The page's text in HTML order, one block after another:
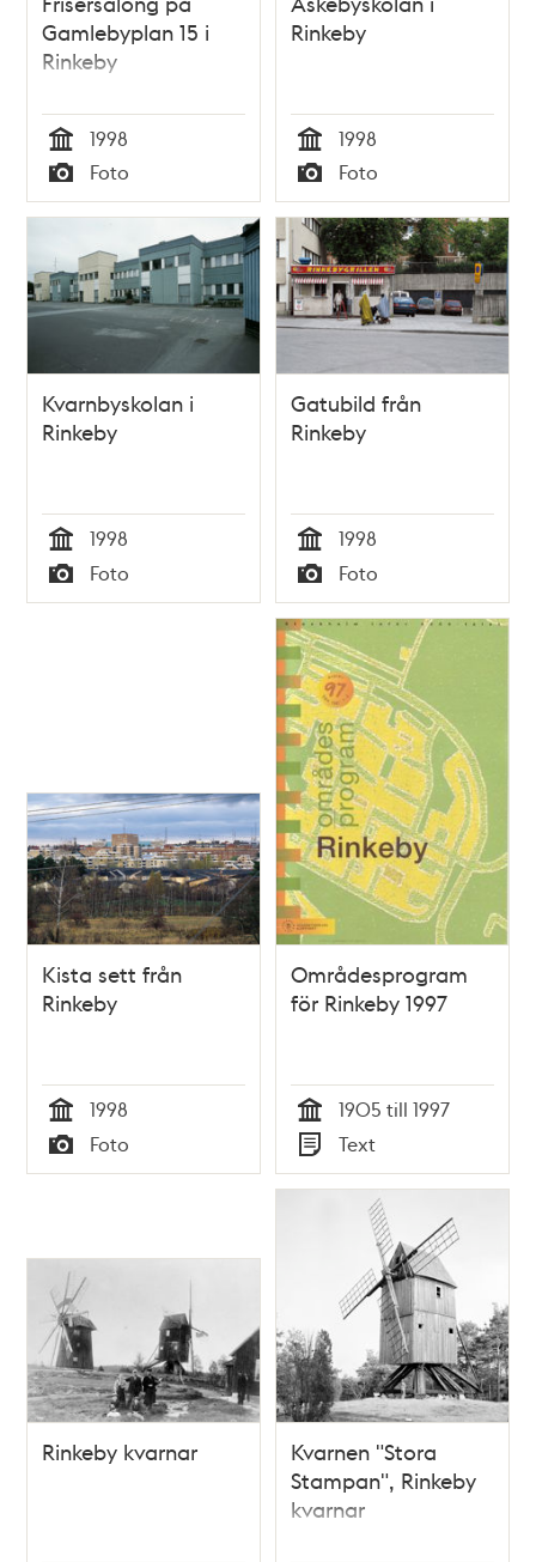
Gamlebyplan 15 i
Rinkeby
Tid
1998
Typ
Foto
Rinkeby
Tid
1998
Typ
Foto
Kvarnbyskolan i
Rinkeby
Tid
1998
Typ
Foto
Gatubild från
Rinkeby
Tid
1998
Typ
Foto
Kista sett från
Rinkeby
Tid
1998
Typ
Foto
Områdesprogram
för Rinkeby 1997
Tid
1905 till 1997
Typ
Text
Rinkeby kvarnar
Kvarnen "Stora
Stampan", Rinkeby
kvarnar